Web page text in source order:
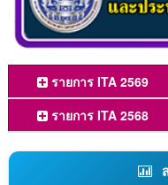
รายการ ITA 2569
รายการ ITA 2568